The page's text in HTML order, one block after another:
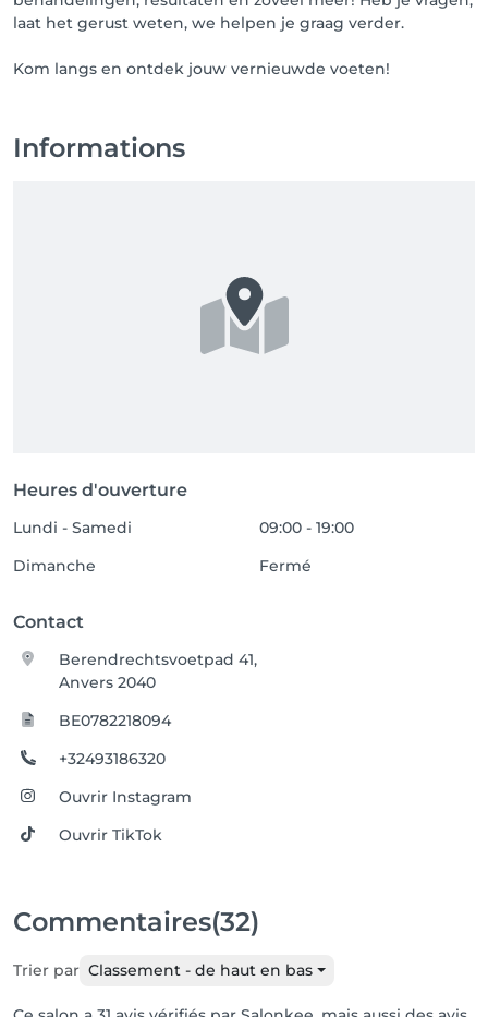
Tot snel!
laat het gerust weten, we helpen je graag verder.
Kom langs en ontdek jouw vernieuwde voeten!
Informations
Heures d'ouverture
Lundi - Samedi
09:00 - 19:00
Dimanche
Fermé
Contact
Berendrechtsvoetpad 41,
Anvers 2040
BE0782218094
+32493186320
Ouvrir Instagram
Ouvrir TikTok
Commentaires(32)
Trier par Classement - de haut en bas